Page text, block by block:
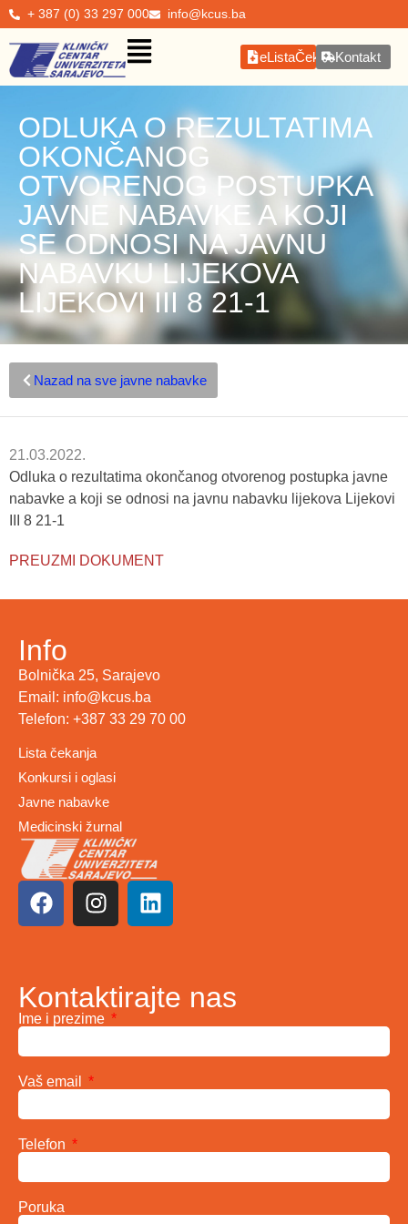
+ 387 (0) 33 297 000 info@kcus.ba
eListaČekanjaKontakt
ODLUKA O REZULTATIMA
OKONČANOG
OTVORENOG POSTUPKA
JAVNE NABAVKE A KOJI
SE ODNOSI NA JAVNU
NABAVKU LIJEKOVA
LIJEKOVI III 8 21-1
Nazad na sve javne nabavke
21.03.2022.
Odluka o rezultatima okončanog otvorenog postupka javne
nabavke a koji se odnosi na javnu nabavku lijekova Lijekovi
III 8 21-1
PREUZMI DOKUMENT
Info
Bolnička 25, Sarajevo
Email: info@kcus.ba
Telefon: +387 33 29 70 00
Lista čekanja
Konkursi i oglasi
Javne nabavke
Medicinski žurnal
Kontaktirajte nas
Ime i prezime
Vaš email
Telefon
Poruka